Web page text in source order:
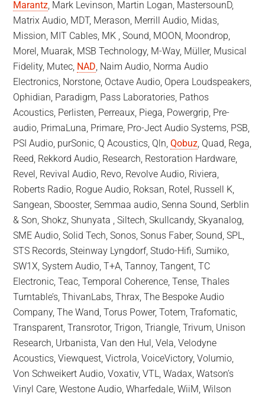
Marantz, Mark Levinson, Martin Logan, MastersounD,
Matrix Audio, MDT, Merason, Merrill Audio, Midas,
Mission, MIT Cables, MK , Sound, MOON, Moondrop,
Morel, Muarak, MSB Technology, M-Way, Müller, Musical
Fidelity, Mutec, NAD, Naim Audio, Norma Audio
Electronics, Norstone, Octave Audio, Opera Loudspeakers,
Ophidian, Paradigm, Pass Laboratories, Pathos
Acoustics, Perlisten, Perreaux, Piega, Powergrip, Pre-
audio, PrimaLuna, Primare, Pro-Ject Audio Systems, PSB,
PSI Audio, purSonic, Q Acoustics, Qln,Qobuz, Quad, Rega,
Reed, Rekkord Audio, Research, Restoration Hardware,
Revel, Revival Audio, Revo, Revolve Audio, Riviera,
Roberts Radio, Rogue Audio, Roksan, Rotel, Russell K,
Sangean, Sbooster, Semmaa audio, Senna Sound, Serblin
& Son, Shokz, Shunyata , Siltech, Skullcandy, Skyanalog,
SME Audio, Solid Tech, Sonos, Sonus Faber, Sound, SPL,
STS Records, Steinway Lyngdorf, Studo-Hifi, Sumiko,
SW1X, System Audio, T+A, Tannoy, Tangent, TC
Electronic, Teac, Temporal Coherence, Tense, Thales
Turntable’s, ThivanLabs, Thrax, The Bespoke Audio
Company, The Wand, Torus Power, Totem, Trafomatic,
Transparent, Transrotor, Trigon, Triangle, Trivum, Unison
Research, Urbanista, Van den Hul, Vela, Velodyne
Acoustics, Viewquest, Victrola, VoiceVictory, Volumio,
Von Schweikert Audio, Voxativ, VTL, Wadax, Watson’s
Vinyl Care, Westone Audio, Wharfedale, WiiM, Wilson